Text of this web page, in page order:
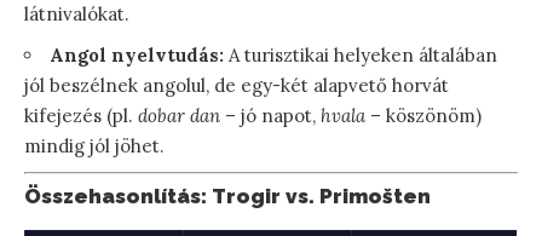
látnivalókat.
Angol nyelvtudás: A turisztikai helyeken általában
jól beszélnek angolul, de egy-két alapvető horvát
kifejezés (pl. dobar dan – jó napot, hvala – köszönöm)
mindig jól jöhet.
Összehasonlítás: Trogir vs. Primošten